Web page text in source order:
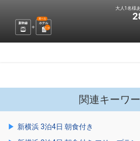
新幹線 ホテル
選べる
1 泊
大人1名様
関連キーワ
新横浜 3泊4日 朝食付き